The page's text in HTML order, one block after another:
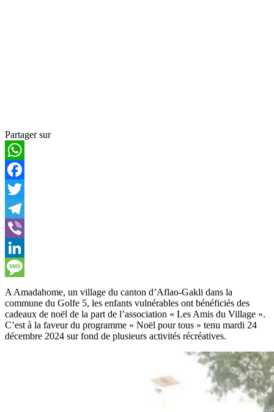
Partager sur
WhatsApp
Facebook
Twitter
Telegram
Viber
LinkedIn
Message
A Amadahome, un village du canton d’Aflao-Gakli dans la
commune du Golfe 5, les enfants vulnérables ont bénéficiés des
cadeaux de noël de la part de l’association « Les Amis du Village ».
C’est à la faveur du programme « Noël pour tous » tenu mardi 24
décembre 2024 sur fond de plusieurs activités récréatives.